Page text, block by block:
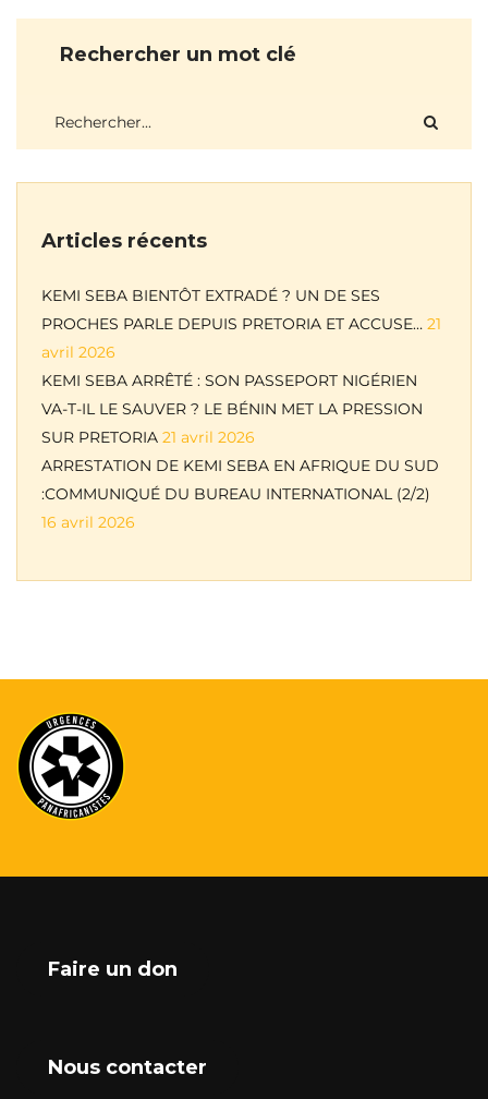
Rechercher un mot clé
Articles récents
KEMI SEBA BIENTÔT EXTRADÉ ? UN DE SES
PROCHES PARLE DEPUIS PRETORIA ET ACCUSE… 21
avril 2026
KEMI SEBA ARRÊTÉ : SON PASSEPORT NIGÉRIEN
VA-T-IL LE SAUVER ? LE BÉNIN MET LA PRESSION
SUR PRETORIA 21 avril 2026
ARRESTATION DE KEMI SEBA EN AFRIQUE DU SUD
:COMMUNIQUÉ DU BUREAU INTERNATIONAL (2/2)
16 avril 2026
Faire un don
Nous contacter